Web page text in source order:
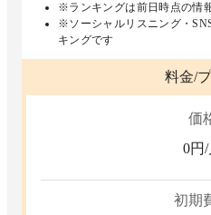
※ランキングは前日時点の情
※ソーシャルリスニング・
キングです
料金/
価
0円/
初期